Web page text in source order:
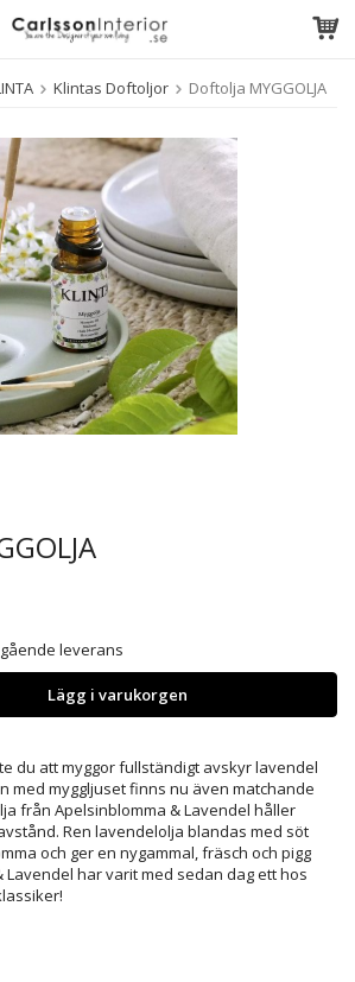
Klintas Doftoljor Doftolja MYGGOLJA
leverans
Lägg i varukorgen
du att myggor fullständigt avskyr lavendel
med myggljuset finns nu även matchande
från Apelsinblomma & Lavendel håller
Ren lavendelolja blandas med söt
och ger en nygammal, fräsch och pigg
Lavendel har varit med sedan dag ett hos